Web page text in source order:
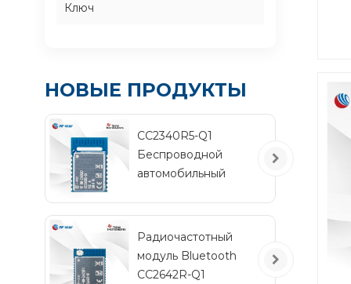
Ключ
НОВЫЕ ПРОДУКТЫ
CC2340R5-Q1
Беспроводной
автомобильный
энергопотреблением
RF-BM-2340QB1
Радиочастотный
модуль Bluetooth
CC2642R-Q1